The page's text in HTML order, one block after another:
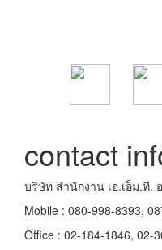
contact
บริษัท สำนักงาน เอ.เอ็ม.ที.
Mobile : 080-998-8393,
Office : 02-184-1846, 02-